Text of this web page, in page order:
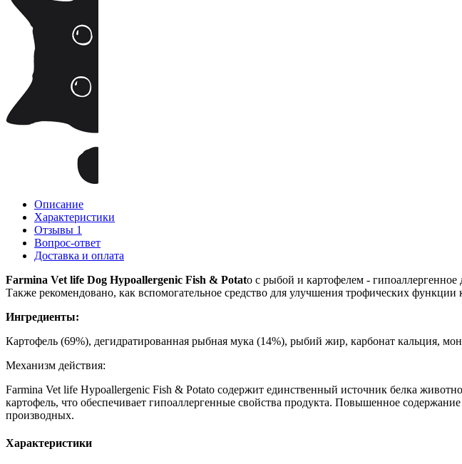
Описание
Характеристики
Отзывы 1
Вопрос-ответ
Доставка и оплата
Farmina Vet life Dog Hypoallergenic Fish & Potato с рыбой и картофелем -
Также рекомендовано, как вспомогательное средство для улучшения трофических
Ингредиенты:
Картофель (69%), дегидратированная рыбная мука (14%), рыбий жир, карбонат кальция,
Механизм действия:
Farmina Vet life Hypoallergenic Fish & Potato содержит единственный источник белка
картофель, что обеспечивает гипоаллергенные свойства продукта. Повышенное
производных.
Характеристики